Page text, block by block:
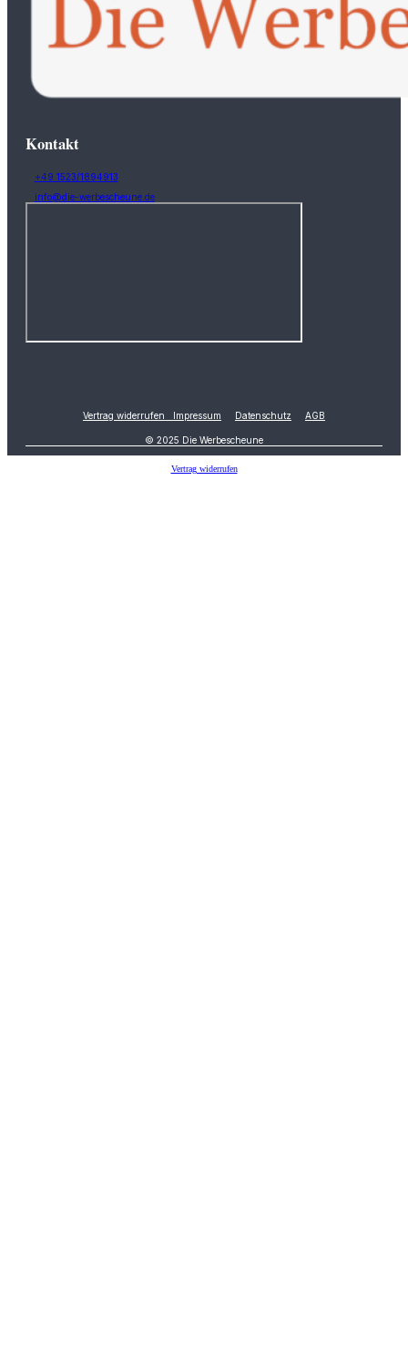
Kontakt
+49 1523/1894913
info@die-werbescheune.de
© 2025 Die Werbescheune
Vertrag widerrufen Impressum Datenschutz AGB
Vertrag widerrufen